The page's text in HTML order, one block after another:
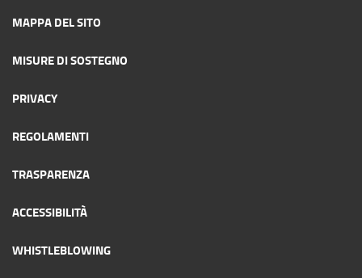
MAPPA DEL SITO
MISURE DI SOSTEGNO
PRIVACY
REGOLAMENTI
TRASPARENZA
ACCESSIBILITÀ
WHISTLEBLOWING